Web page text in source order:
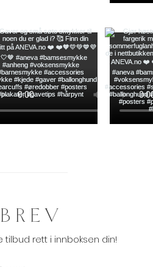
tilbud rett i innboksen din!